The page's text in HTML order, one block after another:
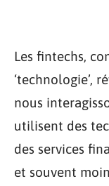
Les fintechs,
‘technologie’,
nous
utilisent des
des services
et souvent